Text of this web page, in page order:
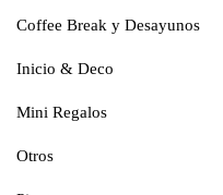
Coffee Break y Desayunos
Inicio & Deco
Mini Regalos
Otros